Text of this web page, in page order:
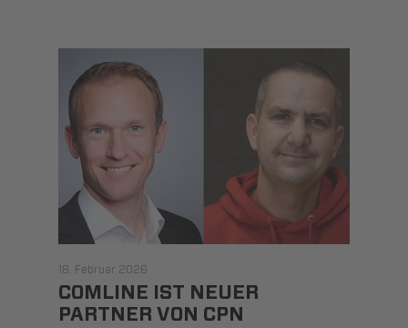
18. Februar 2026
COMLINE IST NEUER
PARTNER VON CPN